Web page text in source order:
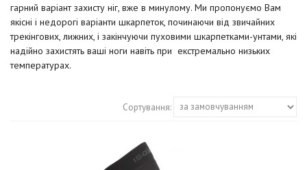
гарний варіант захисту ніг, вже в минулому. Ми пропонуємо Вам
якісні і недорогі варіанти шкарпеток, починаючи від звичайних
трекінгових, лижних, і закінчуючи пуховими шкарпетками-унтами, які
надійно захистять ваші ноги навіть при екстремально низьких
температурах.
Сортування: